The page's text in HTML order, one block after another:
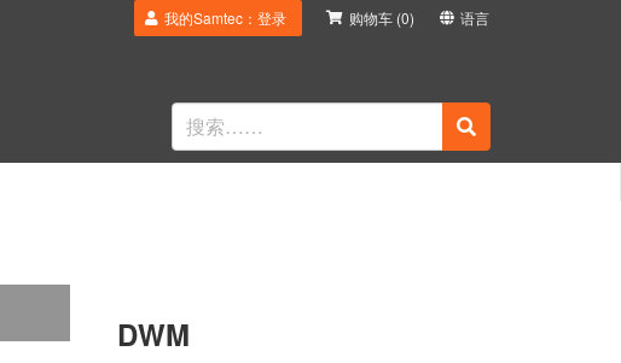
我的Samtec：登录 购物车 (0) 语言
DWM